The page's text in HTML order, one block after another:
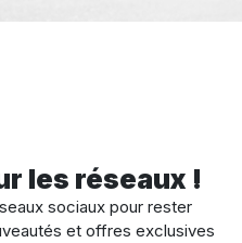
les réseaux !
sociaux pour rester
et offres exclusives